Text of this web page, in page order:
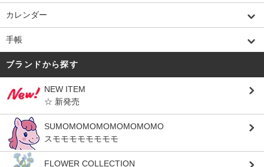
カレンダー
手帳
ブランドから探す
NEW ITEM
☆ 新発売
SUMOMOMOMOMOMOMOMO
スモモモモモモモモ
FLOWER COLLECTION